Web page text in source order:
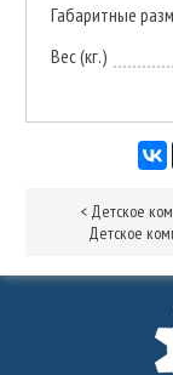
Габаритные
Вес (кг.)
< Детское
Детское